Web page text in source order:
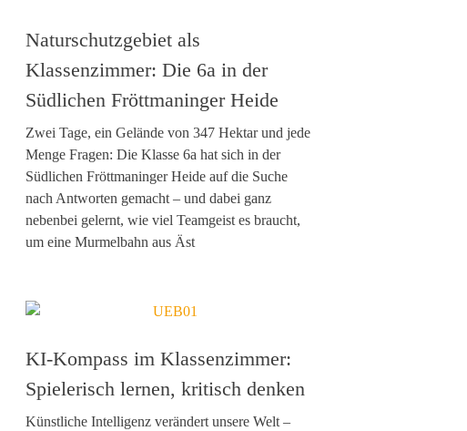
Naturschutzgebiet als
Klassenzimmer: Die 6a in der
Südlichen Fröttmaninger Heide
Zwei Tage, ein Gelände von 347 Hektar und jede
Menge Fragen: Die Klasse 6a hat sich in der
Südlichen Fröttmaninger Heide auf die Suche
nach Antworten gemacht – und dabei ganz
nebenbei gelernt, wie viel Teamgeist es braucht,
um eine Murmelbahn aus Äst
KI-Kompass im Klassenzimmer:
Spielerisch lernen, kritisch denken
Künstliche Intelligenz verändert unsere Welt –